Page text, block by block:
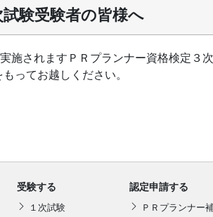
験受験者の皆様へ
施されますＰＲプランナー資格検定３
ってお越しください。
受験する
１次試験
認定申請する
ＰＲプランナー